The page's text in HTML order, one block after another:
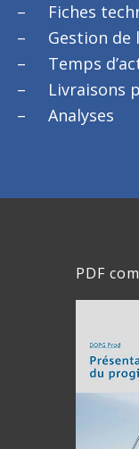
Fiches
Gestion
Temps
Livraisons
Analyses
PDF